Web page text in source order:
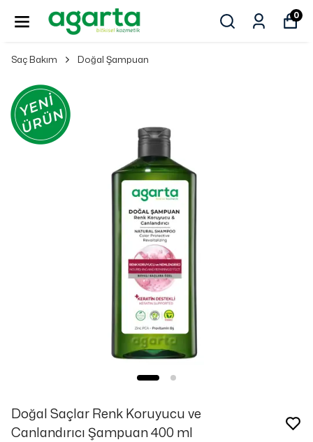
0
Saç Bakım Doğal Şampuan
Doğal Saçlar Renk Koruyucu ve
Canlandırıcı Şampuan 400 ml